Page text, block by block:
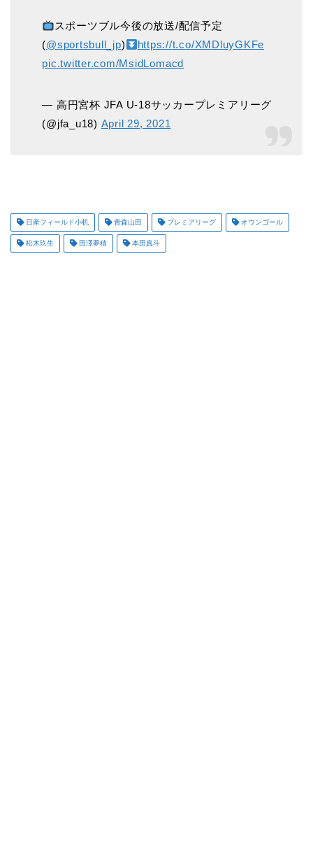
スポーツブル今後の放送/配信予定
(@sportsbull_jp)
https://t.co/XMDluyGKFe
pic.twitter.com/MsidLomacd
— 高円宮杯 JFA U-18サッカープレミアリーグ
(@jfa_u18) April 29, 2021
日産フィールド小机 青森山田 プレミアリーグ オウンゴール
松木玖生 田澤夢積 本田真斗